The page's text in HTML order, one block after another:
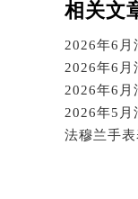
相关文
2026年6月
2026年6月
法穆兰手